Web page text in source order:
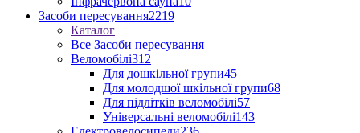
Засоби пересування2219
Каталог
Все Засоби пересування
Веломобілі312
Для дошкільної групи45
Для молодшої шкільної групи68
Для підлітків веломобілі57
Універсальні веломобілі143